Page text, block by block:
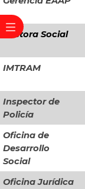
Gestora Social
IMTRAM
Inspector de
Policía
Oficina de
Desarrollo
Social
Oficina Jurídica